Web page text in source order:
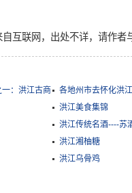
自互联网，出处不详，请作者
：洪江古商
各地州市去怀化洪
洪江美食集锦
洪江传统名酒----苏
洪江湘柚糖
洪江乌骨鸡